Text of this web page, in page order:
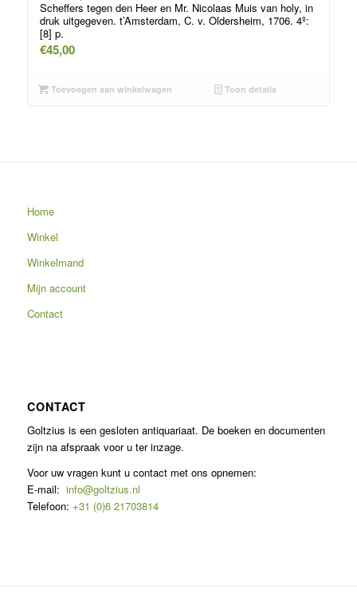
Scheffers tegen den Heer en Mr. Nicolaas Muis van holy, in
druk uitgegeven. t’Amsterdam, C. v. Oldersheim, 1706. 4º:
[8] p.
€45,00
Toevoegen aan winkelwagen Toon details
Home
Winkel
Winkelmand
Mijn account
Contact
CONTACT
Goltzius is een gesloten antiquariaat. De boeken en documenten
zijn na afspraak voor u ter inzage.
Voor uw vragen kunt u contact met ons opnemen:
E-mail: info@goltzius.nl
Telefoon: +31 (0)6 21703814